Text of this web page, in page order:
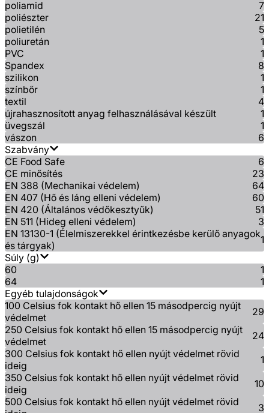
poliamid
7
poliészter
21
polietilén
5
poliuretán
1
PVC
1
Spandex
8
szilikon
1
színbőr
1
textil
4
újrahasznosított anyag felhasználásával készült
1
üvegszál
1
vászon
6
Szabvány
CE Food Safe
6
CE minősítés
23
EN 388 (Mechanikai védelem)
64
EN 407 (Hő és láng elleni védelem)
60
EN 420 (Általános védőkesztyűk)
51
EN 511 (Hideg elleni védelem)
3
EN 13130-1 (Élelmiszerekkel érintkezésbe kerülő anyagok
és tárgyak)
1
Súly (g)
60
1
64
1
Egyéb tulajdonságok
100 Celsius fok kontakt hő ellen 15 másodpercig nyújt
védelmet
29
250 Celsius fok kontakt hő ellen 15 másodpercig nyújt
védelmet
24
300 Celsius fok kontakt hő ellen nyújt védelmet rövid
ideig
1
350 Celsius fok kontakt hő ellen nyújt védelmet rövid
ideig
10
500 Celsius fok kontakt hő ellen nyújt védelmet rövid
3